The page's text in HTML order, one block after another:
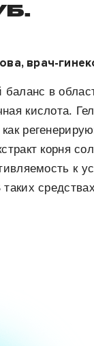
врач-
в
кислота.
как
корня
к